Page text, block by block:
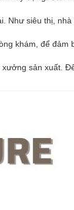
Như siêu thị,
khám, để đảm
sản xuất.